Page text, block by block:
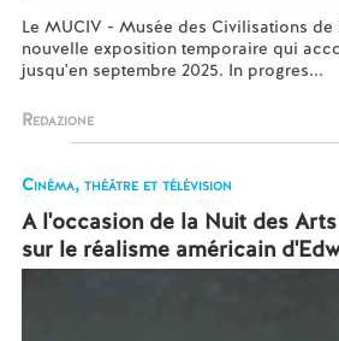
Le MUCIV - Musée des Civilisations de
nouvelle exposition temporaire qui
jusqu'en septembre 2025. In progres...
Redazione
Cinéma, théâtre et télévision
A l'occasion de la Nuit des
sur le réalisme américain